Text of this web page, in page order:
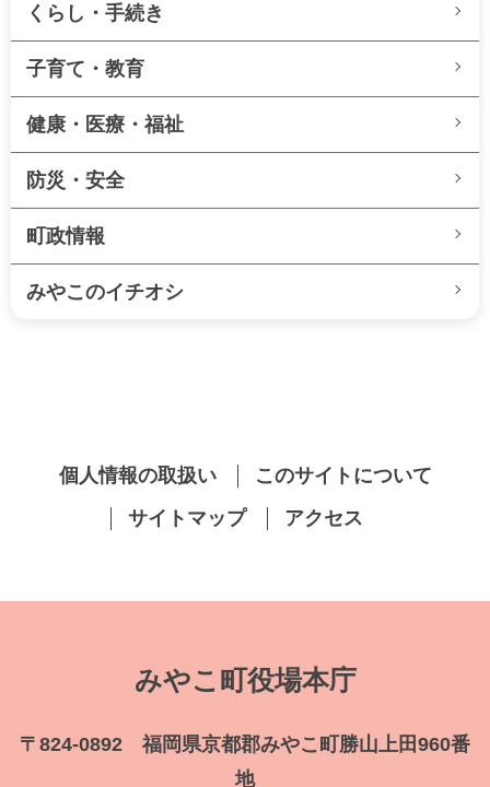
くらし・手続き
子育て・教育
健康・医療・福祉
防災・安全
町政情報
みやこのイチオシ
個人情報の取扱い
このサイトについて
サイトマップ
アクセス
みやこ町役場本庁
〒824-0892 福岡県京都郡みやこ町勝山上田960番
地